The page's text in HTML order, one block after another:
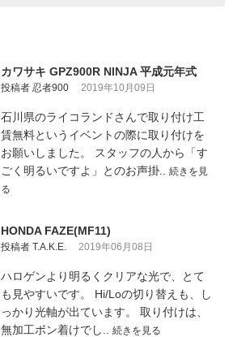
カワサキ GPZ900R NINJA 平成元年式
投稿者 忍者900 2019年10月09日
石川県のライコランドさんで取り付け工
賃無料というイベントの際に取り付けを
お願いしました。 スタッフの人から「す
ごく明るいですよ」とのお声掛.. 続きを見
る
HONDA FAZE(MF11)
投稿者 T.A.K.E. 2019年06月08日
ハロゲンより明るくクリアな光で、とて
も見やすいです。 Hi/Loの切り替えも、し
っかり光軸が出ています。 取り付けは、
無加工ポン着けでし.. 続きを見る